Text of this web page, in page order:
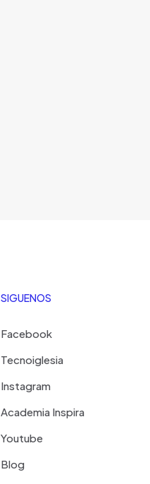
SIGUENOS
Facebook
Tecnoiglesia
Instagram
Academia Inspira
Youtube
Blog